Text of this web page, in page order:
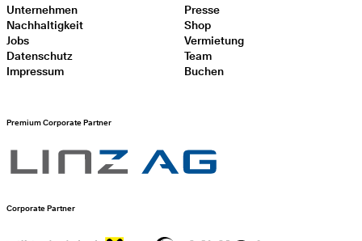
Unternehmen
Nachhaltigkeit
Jobs
Datenschutz
Impressum
Presse
Shop
Vermietung
Team
Buchen
Premium Corporate Partner
Corporate Partner